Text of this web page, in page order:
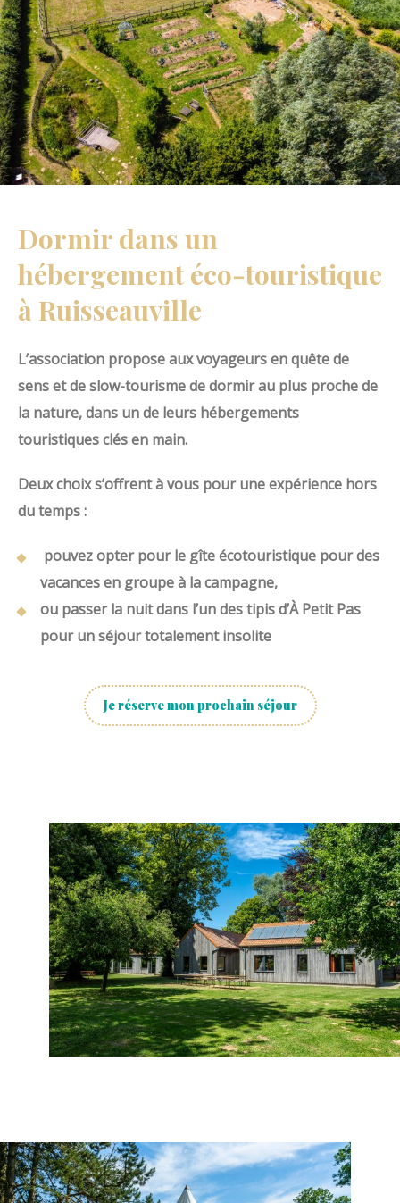
Dormir dans un
hébergement éco-touristique
à Ruisseauville
L’association propose aux voyageurs en quête de
sens et de slow-tourisme de dormir au plus proche de
la nature, dans un de leurs hébergements
touristiques clés en main.
Deux choix s’offrent à vous pour une expérience hors
du temps :
pouvez opter pour le gîte écotouristique pour des
vacances en groupe à la campagne,
ou passer la nuit dans l’un des tipis d’À Petit Pas
pour un séjour totalement insolite
Je réserve mon prochain séjour